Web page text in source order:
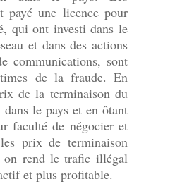
payé une licence pour
qui ont investi dans le
et dans des actions
communications, sont
de la fraude. En
de la terminaison du
le pays et en ôtant
faculté de négocier et
prix de terminaison
on rend le trafic illégal
et plus profitable.